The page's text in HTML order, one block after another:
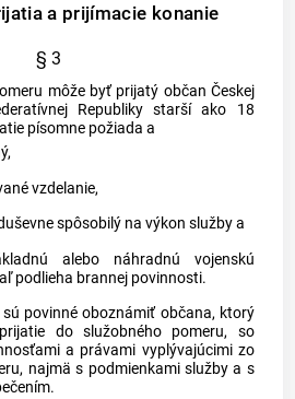
a prijímacie konanie
§ 3
môže byť prijatý občan Českej
Republiky starší ako 18
písomne požiada a
vzdelanie,
spôsobilý na výkon služby a
alebo náhradnú vojenskú
podlieha brannej povinnosti.
povinné oboznámiť občana, ktorý
do služobného pomeru, so
a právami vyplývajúcimi zo
najmä s podmienkami služby a s